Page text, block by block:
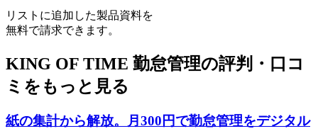
リストに追加した製品資料を
無料で請求できます。
KING OF TIME 勤怠管理の評判・口コ
ミをもっと見る
紙の集計から解放。月300円で勤怠管理をデジタル